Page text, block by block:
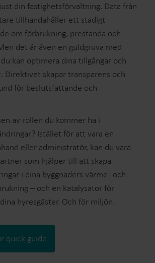
din fastighetsförvaltning. Data från
tillhandahåller ett stadigt
om förbrukning, prestanda och
det är även en guldgruva med
kan optimera dina tillgångar och
Direktivet skapar transparens och
för beslutsfattande och
av rollen du kommer ha i
Istället för att vara en
eller administratör, kan du vara
som hjälper till att skapa
i dina byggnaders värme- och
– och en katalysator för
hyresgäster. Och för miljön.
quick guide